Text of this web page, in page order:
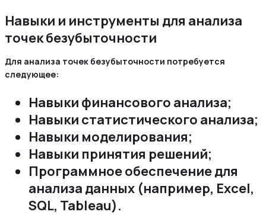
Навыки и инструменты для анализа
точек безубыточности
Для анализа точек безубыточности потребуется
следующее:
Навыки финансового анализа;
Навыки статистического анализа;
Навыки моделирования;
Навыки принятия решений;
Программное обеспечение для
анализа данных (например, Excel,
SQL, Tableau).